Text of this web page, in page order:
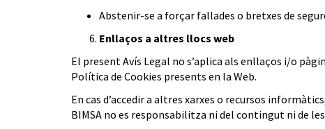
Abstenir-se a forçar fallades o bretxes de
Enllaços a altres llocs web
El present Avís Legal no s’aplica als enllaços i/o
Política de Cookies presents en la Web.
En cas d’accedir a altres xarxes o recursos
BIMSA no es responsabilitza ni del contingut ni de